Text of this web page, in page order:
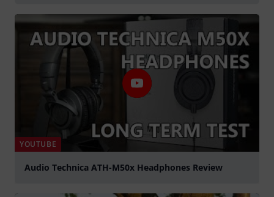
YOUTUBE
Audio Technica ATH-M50x Headphones Review